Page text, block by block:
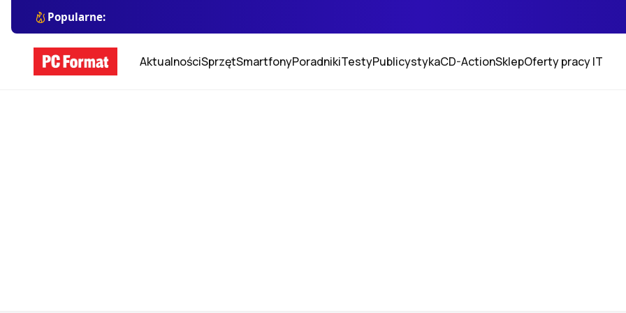
Popularne:
AktualnościSprzętSmartfonyPoradnikiTestyPublicystykaCD-ActionSklepOferty pracy IT